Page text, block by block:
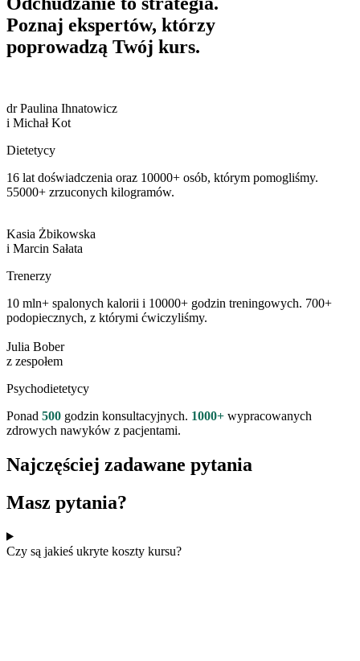
Poznaj ekspertów, którzy
poprowadzą Twój kurs.
dr Paulina Ihnatowicz
i Michał Kot
Dietetycy
16 lat doświadczenia oraz 10000+ osób, którym pomogliśmy.
55000+ zrzuconych kilogramów.
Kasia Żbikowska
i Marcin Sałata
Trenerzy
10 mln+ spalonych kalorii i 10000+ godzin treningowych. 700+
podopiecznych, z którymi ćwiczyliśmy.
Julia Bober
z zespołem
Psychodietetycy
Ponad 500 godzin konsultacyjnych. 1000+ wypracowanych
zdrowych nawyków z pacjentami.
Najczęściej zadawane pytania
Masz pytania?
Czy są jakieś ukryte koszty kursu?